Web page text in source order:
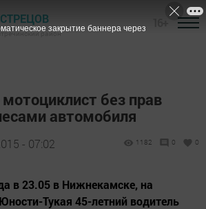
район
без прав
автомобиля
- 07:02 1182 0 0
в 23.05 в Нижнекамске, на
Тукая 45-летний водитель
закрытие баннера через